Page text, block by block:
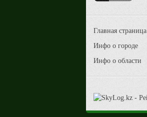
Главная страница
Инфо о городе
Инфо о области